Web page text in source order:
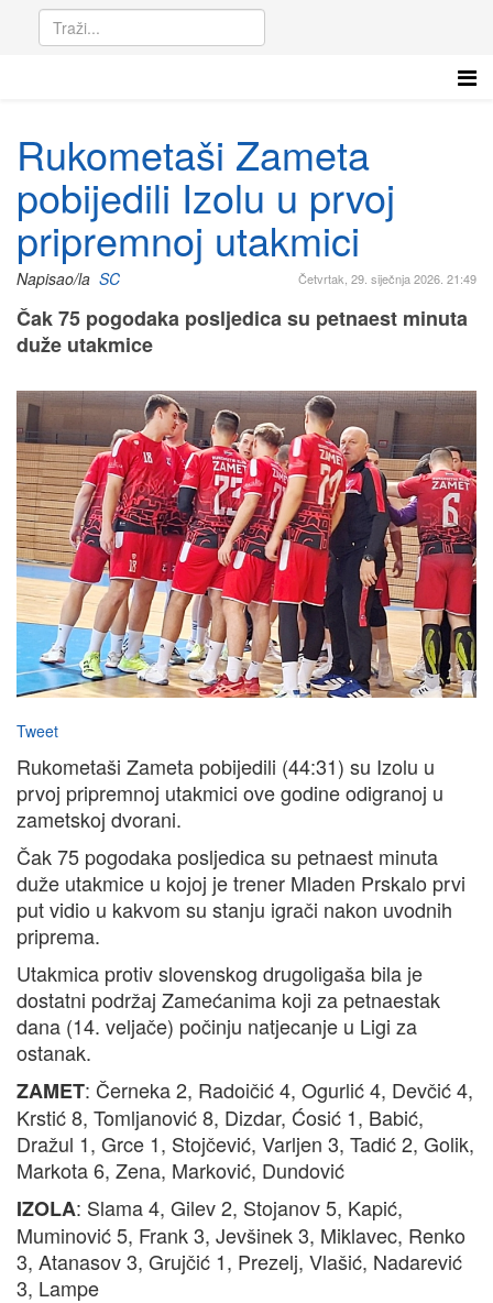
Rukometaši Zameta
pobijedili Izolu u prvoj
pripremnoj utakmici
Četvrtak, 29. siječnja 2026. 21:49
Napisao/la SC
Čak 75 pogodaka posljedica su petnaest minuta
duže utakmice
Tweet
Rukometaši Zameta pobijedili (44:31) su Izolu u
prvoj pripremnoj utakmici ove godine odigranoj u
zametskoj dvorani.
Čak 75 pogodaka posljedica su petnaest minuta
duže utakmice u kojoj je trener Mladen Prskalo prvi
put vidio u kakvom su stanju igrači nakon uvodnih
priprema.
Utakmica protiv slovenskog drugoligaša bila je
dostatni podržaj Zamećanima koji za petnaestak
dana (14. veljače) počinju natjecanje u Ligi za
ostanak.
ZAMET: Černeka 2, Radoičić 4, Ogurlić 4, Devčić 4,
Krstić 8, Tomljanović 8, Dizdar, Ćosić 1, Babić,
Dražul 1, Grce 1, Stojčević, Varljen 3, Tadić 2, Golik,
Markota 6, Zena, Marković, Dundović
IZOLA: Slama 4, Gilev 2, Stojanov 5, Kapić,
Muminović 5, Frank 3, Jevšinek 3, Miklavec, Renko
3, Atanasov 3, Grujčić 1, Prezelj, Vlašić, Nadarević
3, Lampe